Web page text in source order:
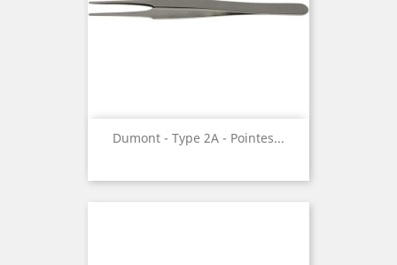
Dumont - Type 2A - Pointes...